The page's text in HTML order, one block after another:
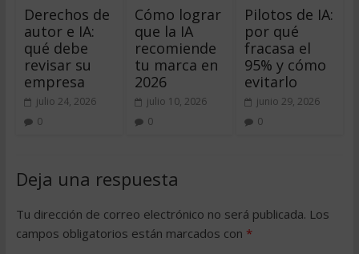
Derechos de
autor e IA:
qué debe
revisar su
empresa
julio 24, 2026
0
Cómo lograr
que la IA
recomiende
tu marca en
2026
julio 10, 2026
0
Pilotos de IA:
por qué
fracasa el
95% y cómo
evitarlo
junio 29, 2026
0
Deja una respuesta
Tu dirección de correo electrónico no será publicada. Los
campos obligatorios están marcados con *